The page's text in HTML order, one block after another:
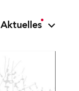
Aktuelles